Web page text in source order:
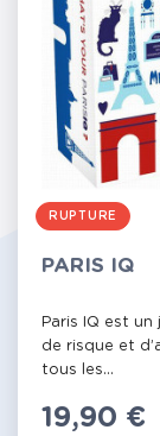
RUPTURE
PARIS IQ
Paris IQ est
de risque et
tous les...
Prix
19,90 €